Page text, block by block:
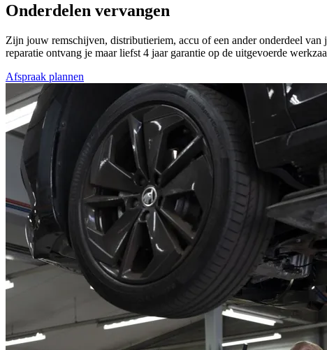
Onderdelen vervangen
Zijn jouw remschijven, distributieriem, accu of een ander onderdeel
reparatie ontvang je maar liefst 4 jaar garantie op de uitgevoerde
Afspraak plannen